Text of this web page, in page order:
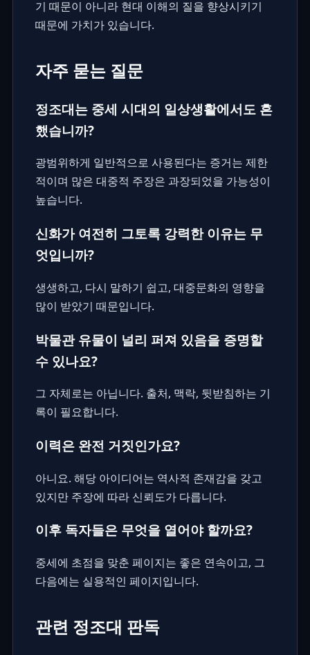
기 때문이 아니라 현대 이해의 질을 향상시키기
때문에 가치가 있습니다.
자주 묻는 질문
정조대는 중세 시대의 일상생활에서도 흔
했습니까?
광범위하게 일반적으로 사용된다는 증거는 제한
적이며 많은 대중적 주장은 과장되었을 가능성이
높습니다.
신화가 여전히 그토록 강력한 이유는 무
엇입니까?
생생하고, 다시 말하기 쉽고, 대중문화의 영향을
많이 받았기 때문입니다.
박물관 유물이 널리 퍼져 있음을 증명할
수 있나요?
그 자체로는 아닙니다. 출처, 맥락, 뒷받침하는 기
록이 필요합니다.
이력은 완전 거짓인가요?
아니요. 해당 아이디어는 역사적 존재감을 갖고
있지만 주장에 따라 신뢰도가 다릅니다.
이후 독자들은 무엇을 열어야 할까요?
중세에 초점을 맞춘 페이지는 좋은 연속이고, 그
다음에는 실용적인 페이지입니다.
관련 정조대 판독